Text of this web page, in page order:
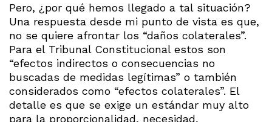
Pero, ¿por qué hemos llegado a tal situación?
Una respuesta desde mi punto de vista es que,
no se quiere afrontar los “daños colaterales”.
Para el Tribunal Constitucional estos son
“efectos indirectos o consecuencias no
buscadas de medidas legítimas” o también
considerados como “efectos colaterales”. El
detalle es que se exige un estándar muy alto
para la proporcionalidad, necesidad,